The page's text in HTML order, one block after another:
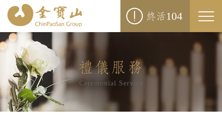
終活104
禮儀服務
Ceremonial Service